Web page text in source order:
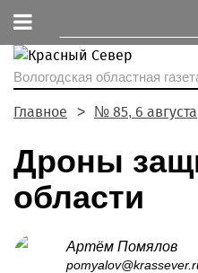
Вологодская областная
Главное № 85, 6
Дроны
области
Артём Помялов